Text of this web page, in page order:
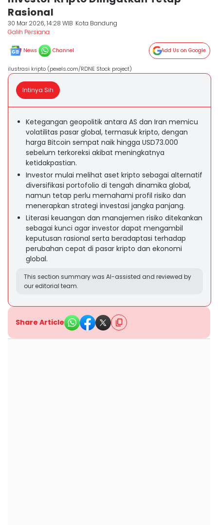
Rasional
30 Mar 2026, 14:28 WIB Kota Bandung
Galih Persiana
News Channel Add Us on Google
ilustrasi kripto (pexels.com/RDNE Stock project)
Intinya Sih
Ketegangan geopolitik antara AS dan Iran memicu
volatilitas pasar global, termasuk kripto, dengan
harga Bitcoin sempat naik hingga USD73.000
sebelum terkoreksi akibat meningkatnya
ketidakpastian.
Investor mulai melihat aset kripto sebagai alternatif
diversifikasi portofolio di tengah dinamika global,
namun tetap perlu memahami profil risiko dan
menerapkan strategi investasi jangka panjang.
Literasi keuangan dan manajemen risiko ditekankan
sebagai kunci agar investor dapat mengambil
keputusan rasional serta beradaptasi terhadap
perubahan cepat di pasar kripto dan ekonomi
global.
This section summary was AI-assisted and reviewed by
our editorial team.
Share Article